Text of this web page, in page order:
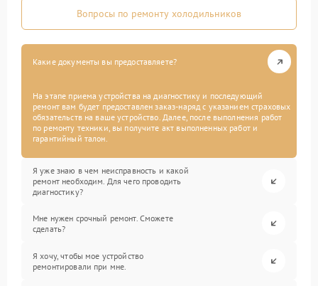
Вопросы по ремонту холодильников
Какие документы вы предоставляете?
На этапе приема устройства на диагностику и последующий
ремонт вам будет предоставлен заказ-наряд с указанием страховых
обязательств на ваше устройство. Далее, после выполнения работ
по ремонту техники, вы получите акт выполненных работ и
гарантийный талон.
Я уже знаю в чем неисправность и какой
ремонт необходим. Для чего проводить
диагностику?
Мне нужен срочный ремонт. Сможете
сделать?
Я хочу, чтобы мое устройство
ремонтировали при мне.